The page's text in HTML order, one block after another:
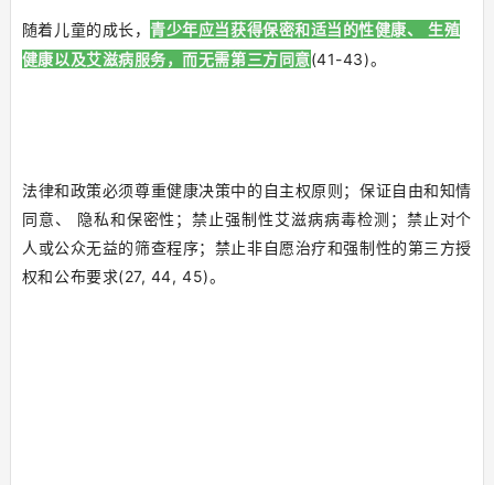
随着儿童的成长，青少年应当获得保密和适当的性健康、 生殖
健康以及艾滋病服务，而无需第三方同意(41-43)。
法律和政策必须尊重健康决策中的自主权原则；保证自由和知情
同意、 隐私和保密性；禁止强制性艾滋病病毒检测；禁止对个
人或公众无益的筛查程序；禁止非自愿治疗和强制性的第三方授
权和公布要求(27, 44, 45)。